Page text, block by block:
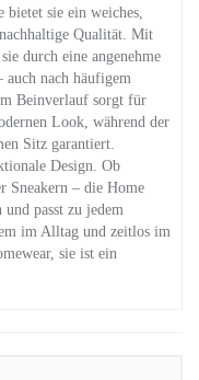
sie ein weiches,
Qualität. Mit
durch eine angenehme
nach häufigem
Beinverlauf sorgt für
Look, während der
Sitz garantiert.
Design. Ob
Sneakern – die Home
passt zu jedem
im Alltag und zeitlos im
sie ist ein